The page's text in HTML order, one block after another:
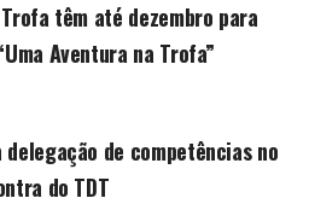
têm até dezembro para
Aventura na Trofa”
de competências no
do TDT